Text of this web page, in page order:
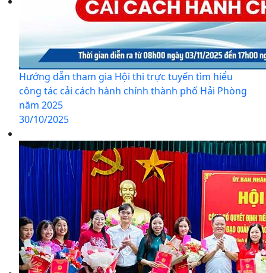
Hướng dẫn tham gia Hội thi trực tuyến tìm hiểu
công tác cải cách hành chính thành phố Hải Phòng
năm 2025
30/10/2025